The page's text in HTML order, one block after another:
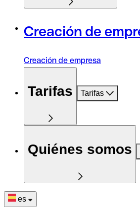
Creación de
Creación de empresa
Tarifas Tarifas
Quiénes somos
es